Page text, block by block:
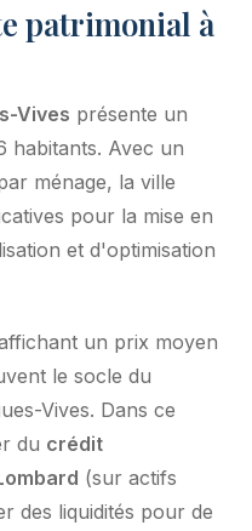
patrimonial à
Vives présente un
habitants. Avec un
ménage, la ville
pour la mise en
et d'optimisation
un prix moyen
le socle du
Vives. Dans ce
du crédit
(sur actifs
des liquidités pour de